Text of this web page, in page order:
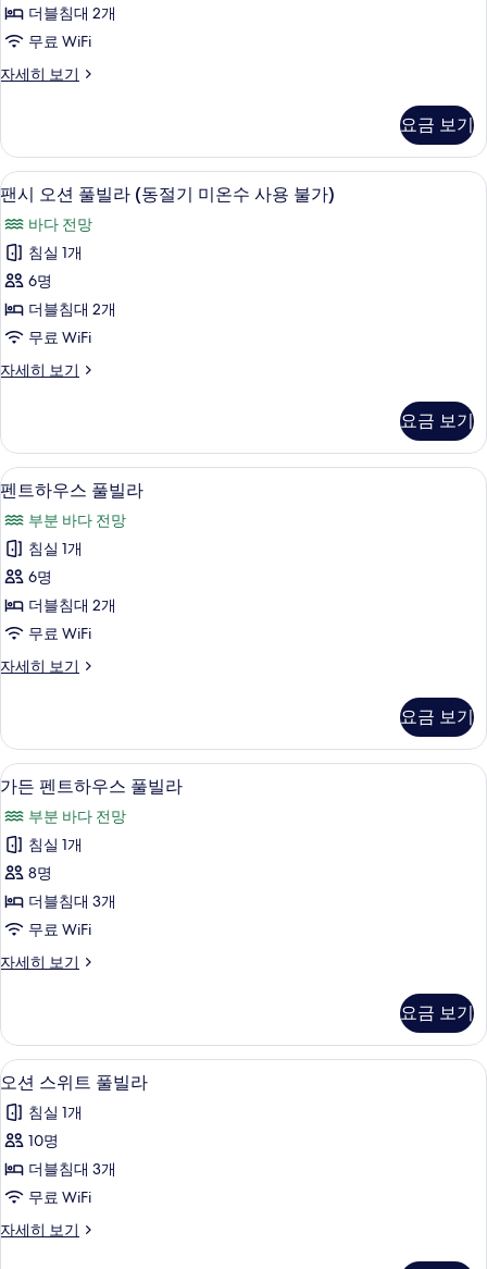
불
가)
사
두
보
기
수
사
용
불
히
보
기
라
사
모
두
보
기
더블침대 2개
무료 WiFi
자세히 보기
루
빌
라
B
세
히
보
기
요금 보기
팬
오
션
풀
빌
(동
기
미
온
수
사
용
불
가)
사
두
보
기
팬시 오션 풀빌라 (동절기 미온수 사용
4
팬시 오션 풀빌라 (동절기 미온수 사용 불가)
바다 전망
침실 1개
6명
더블침대 2개
무료 WiFi
자세히 보기
팬
풀
빌
라
절
기
미
온
수
사
용
불
히
보
기
요금 보기
펜
하
우
스
풀
라
진
모
두
보
기
5
펜트하우스 풀빌라
부분 바다 전망
침실 1개
6명
더블침대 2개
무료 WiFi
자세히 보기
펜
스
풀
빌
라
자
세
히
보
기
요금 보기
가
든
펜
트
하
우
풀
라
사
진
모
두
보
기
5
가든 펜트하우스 풀빌라
부분 바다 전망
침실 1개
8명
더블침대 3개
무료 WiFi
자세히 보기
가
하
우
스
빌
라
세
히
기
요금 보기
오
션
스
위
트
빌
1
오션 스위트 풀빌라
침실 1개
10명
더블침대 3개
무료 WiFi
자세히 보기
오